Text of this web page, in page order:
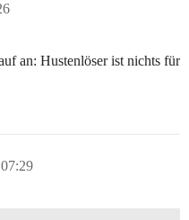
an: Hustenlöser ist nichts für